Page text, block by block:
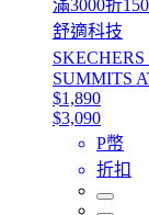
滿3000折150
舒適科技
SUMMITS
$1,890
$3,090
P幣
折扣